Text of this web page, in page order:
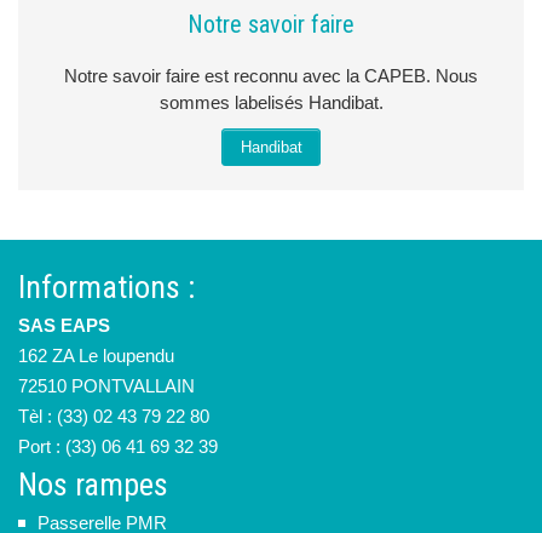
Notre savoir faire
Notre savoir faire est reconnu avec la CAPEB. Nous
sommes labelisés Handibat.
Handibat
Informations :
SAS EAPS
162 ZA Le loupendu
72510 PONTVALLAIN
Tèl : (33) 02 43 79 22 80
Port : (33) 06 41 69 32 39
Nos rampes
Passerelle PMR